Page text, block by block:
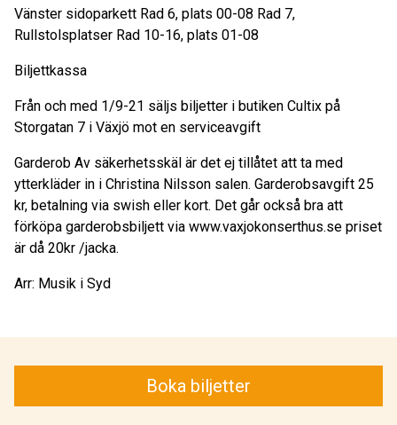
Boka biljetter
Vänster sidoparkett Rad 6, plats 00-08 Rad 7,
Rullstolsplatser Rad 10-16, plats 01-08
Biljettkassa
Från och med 1/9-21 säljs biljetter i butiken Cultix på
Storgatan 7 i Växjö mot en serviceavgift
Garderob Av säkerhetsskäl är det ej tillåtet att ta med
ytterkläder in i Christina Nilsson salen. Garderobsavgift 25
kr, betalning via swish eller kort. Det går också bra att
förköpa garderobsbiljett via www.vaxjokonserthus.se priset
är då 20kr /jacka.
Arr: Musik i Syd